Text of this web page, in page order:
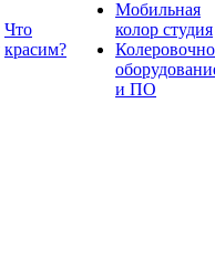
Что
красим?
Мобильная
колор студия
и ПО